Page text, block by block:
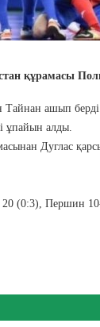
құрамасы
ашып
ұпайын алды.
Дуглас
(0:3), Першин